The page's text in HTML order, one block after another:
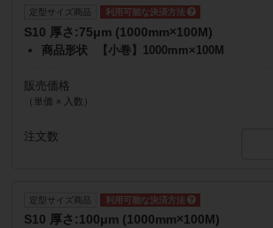
定型サイズ商品
S10 厚さ:75μm (1000mm×100M)
商品形状 【小巻】1000mm×100M
販売価格
（単価 × 入数）
注文数
定型サイズ商品
S10 厚さ:100μm (1000mm×100M)